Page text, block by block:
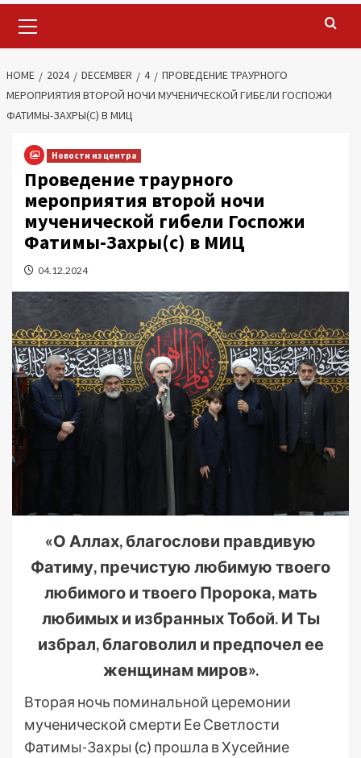
Menu
HOME 2024 DECEMBER 4
ПРОВЕДЕНИЕ ТРАУРНОГО
МЕРОПРИЯТИЯ ВТОРОЙ НОЧИ МУЧЕНИЧЕСКОЙ ГИБЕЛИ ГОСПОЖИ
ФАТИМЫ-ЗАХРЫ(С) В МИЦ
Новости из центра
Проведение траурного
мероприятия второй ночи
мученической гибели Госпожи
Фатимы-Захры(с) в МИЦ
04.12.2024
«О Аллах, благослови правдивую
Фатиму, пречистую любимую твоего
любимого и твоего Пророка, мать
любимых и избранных Тобой. И Ты
избрал, благоволил и предпочел ее
женщинам миров».
Вторая ночь поминальной церемонии
мученической смерти Ее Светлости
Фатимы-Захры (с) прошла в Хусейние